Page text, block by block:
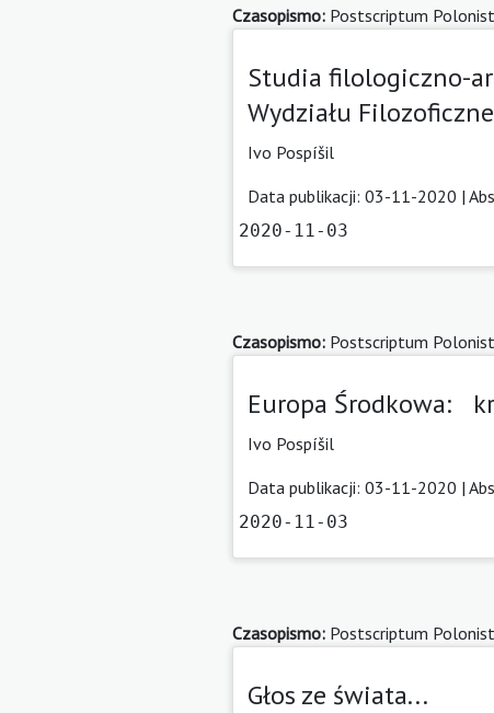
Czasopismo: Postscriptum
Studia filologiczno-
Wydziału
Ivo Pospíšil
Data publikacji: 03-11-2020 |
2020-11-03
Czasopismo: Postscriptum
Europa Środkowa:
Ivo Pospíšil
Data publikacji: 03-11-2020 |
2020-11-03
Czasopismo: Postscriptum
Głos ze świata...